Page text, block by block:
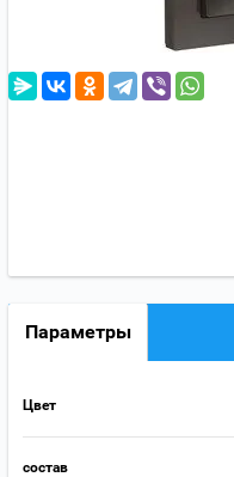
Параметры
Цвет
состав